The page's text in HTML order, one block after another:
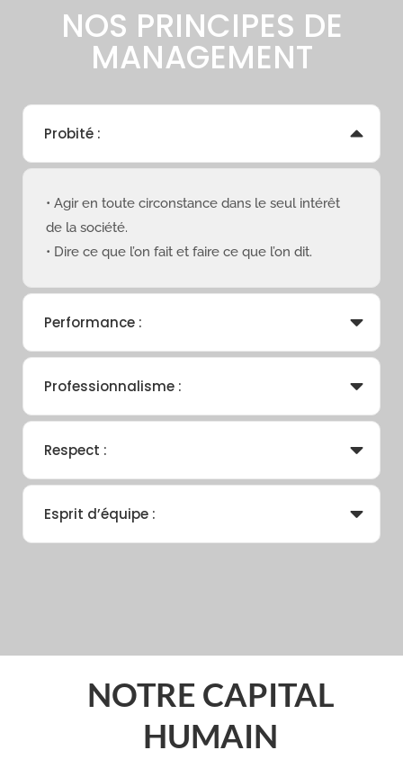
NOS PRINCIPES DE
MANAGEMENT
Probité :
• Agir en toute circonstance dans le seul intérêt
de la société.
• Dire ce que l’on fait et faire ce que l’on dit.
Performance :
Professionnalisme :
Respect :
Esprit d’équipe :
NOTRE CAPITAL
HUMAIN